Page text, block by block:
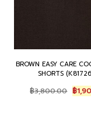
BROWN EASY CARE
SHORTS
฿3,800.00
price
฿